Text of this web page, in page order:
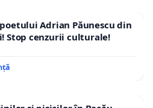
Adrian Păunescu din
Stop cenzurii culturale!